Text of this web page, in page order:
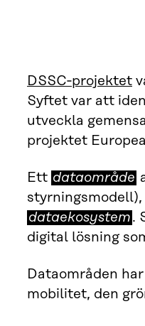
DSSC‑projektet
Syftet var att
utveckla
projektet
Ett dataområde
dataekosystem.
digital lösning
Dataområden
mobilitet, den